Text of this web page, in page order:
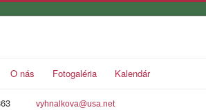
O nás Fotogaléria Kalendár
vyhnalkova@usa.net